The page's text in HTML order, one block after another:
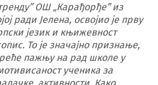
”ОШ „Карађорђе”из
ради Јелена, освојио је прву
језик и књижевност
То је значајно признање,
пажњу на рад школе у
ученика за
активности. Како